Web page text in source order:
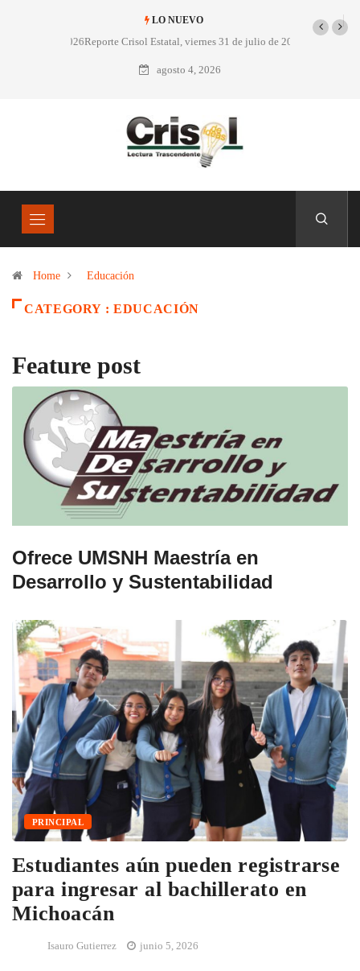
LO NUEVO
Reporte Crisol Estatal, viernes 31 de julio de 2026
agosto 4, 2026
Home Educación
CATEGORY : EDUCACIÓN
Feature post
Ofrece UMSNH Maestría en
Desarrollo y Sustentabilidad
PRINCIPAL
Estudiantes aún pueden registrarse
para ingresar al bachillerato en
Michoacán
Isauro Gutierrez junio 5, 2026